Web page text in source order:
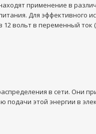
применение в
Для эффективного
вольт в переменный ток
в сети. Они
подачи этой энергии в